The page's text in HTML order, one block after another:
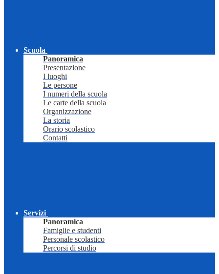
Scuola
Panoramica
Presentazione
I luoghi
Le persone
I numeri della scuola
Le carte della scuola
Organizzazione
La storia
Orario scolastico
Contatti
Servizi
Panoramica
Famiglie e studenti
Personale scolastico
Percorsi di studio